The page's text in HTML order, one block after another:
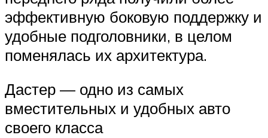
эффективную боковую поддержку и
удобные подголовники, в целом
поменялась их архитектура.
Дастер — одно из самых
вместительных и удобных авто
своего класса